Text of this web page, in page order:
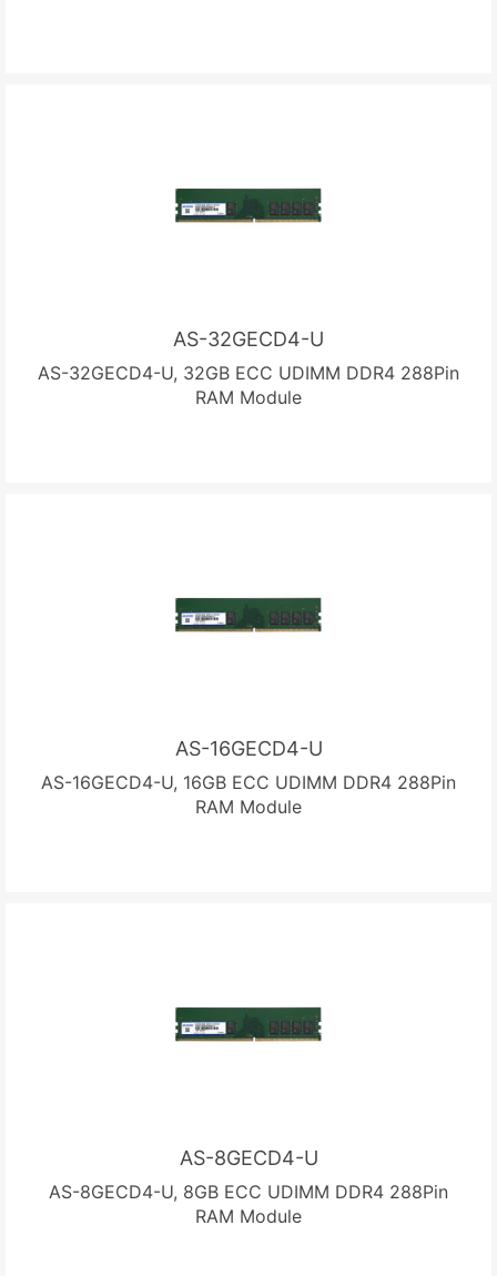
AS-32GECD4-U
AS-32GECD4-U, 32GB ECC UDIMM DDR4 288Pin
RAM Module
AS-16GECD4-U
AS-16GECD4-U, 16GB ECC UDIMM DDR4 288Pin
RAM Module
AS-8GECD4-U
AS-8GECD4-U, 8GB ECC UDIMM DDR4 288Pin
RAM Module